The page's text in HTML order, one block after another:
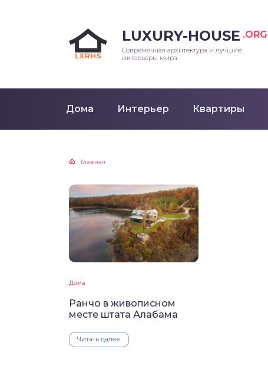
LUXURY-HOUSE .ORG
Современная архитектура и лучшие
интерьеры мира
Дома Интерьер Квартиры
Главная
Дома
Ранчо в живописном
месте штата Алабама
Читать далее